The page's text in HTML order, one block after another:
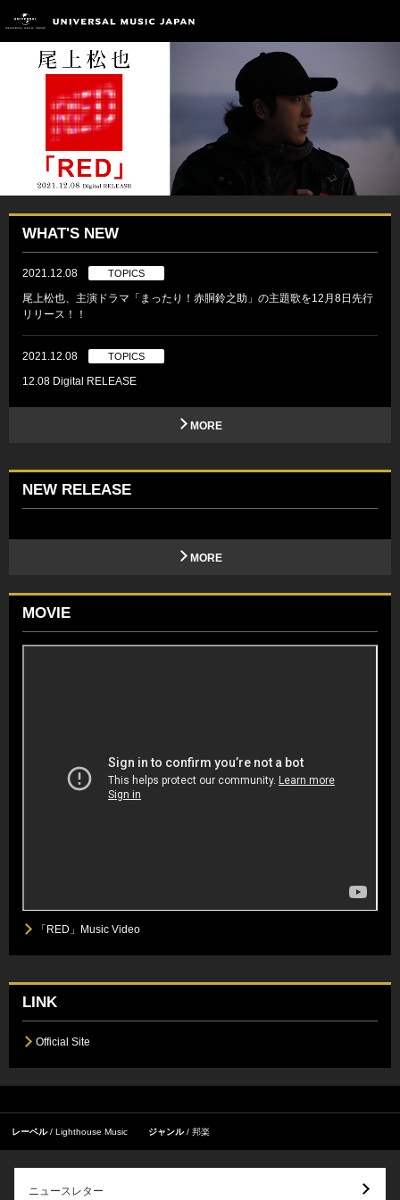
MOVIE
「RED」Music Video
LINK
Official Site
WHAT'S NEW
2021.12.08 TOPICS
尾上松也、主演ドラマ「まったり！赤胴鈴之助」の主題歌を12月8日先行
リリース！！
2021.12.08 TOPICS
12.08 Digital RELEASE
MORE
NEW RELEASE
MORE
レーベル Lighthouse Music ジャンル 邦楽
ニュースレター